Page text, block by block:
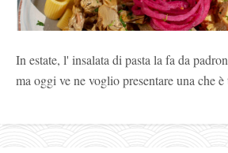
In estate, l' insalata di pasta la fa da
ma oggi ve ne voglio presentare una che